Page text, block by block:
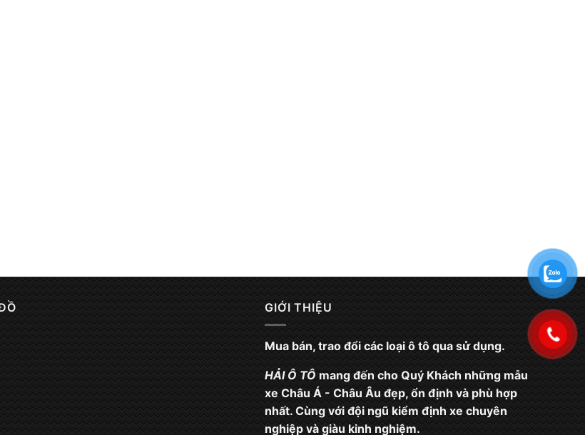
GIỚI THIỆU
Mua bán, trao đổi các loại ô tô qua sử dụng.
HẢI Ô TÔmang đến cho Quý Khách những mẫu
xe Châu Á - Châu Âu đẹp, ổn định và phù hợp
nhất. Cùng với đội ngũ kiểm định xe chuyên
nghiệp và giàu kinh nghiệm.